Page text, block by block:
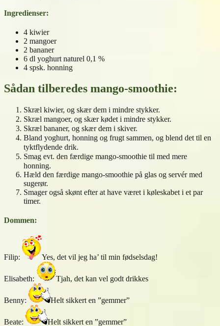
Ingredienser:
4 kiwier
2 mangoer
2 bananer
6 dl yoghurt naturel 0,1 %
4 spsk. honning
Sådan tilberedes mango-smoothie:
Skræl kiwier, og skær dem i mindre stykker.
Skræl mangoer, og skær kødet i mindre stykker.
Skræl bananer, og skær dem i skiver.
Bland yoghurt, honning og frugt sammen, og blend det til en
tyktflydende drik.
Smag evt. den færdige mango-smoothie til med mere
honning.
Hæld den færdige mango-smoothie på glas og servér med
sugerør.
Smager også skønt efter at have været i køleskabet i et par
timer.
Dommen:
Filip: Yes, det vil jeg ha’ til min fødselsdag!
Elisabeth: Tjah, det kan vel godt drikkes
Benny: Helt sikkert en ”gemmer”
Beate: Helt sikkert en ”gemmer”